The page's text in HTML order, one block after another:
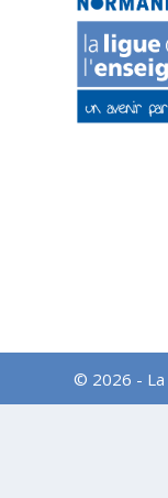
© 2026 - La